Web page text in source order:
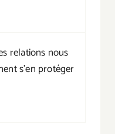
relations nous
s’en protéger